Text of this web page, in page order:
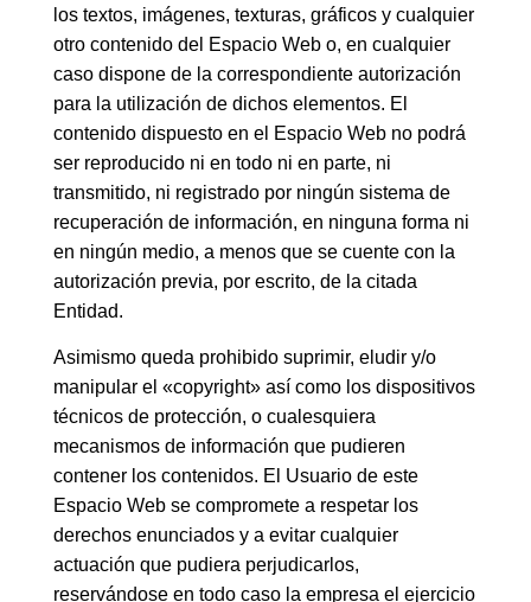
los textos, imágenes, texturas, gráficos y cualquier
otro contenido del Espacio Web o, en cualquier
caso dispone de la correspondiente autorización
para la utilización de dichos elementos. El
contenido dispuesto en el Espacio Web no podrá
ser reproducido ni en todo ni en parte, ni
transmitido, ni registrado por ningún sistema de
recuperación de información, en ninguna forma ni
en ningún medio, a menos que se cuente con la
autorización previa, por escrito, de la citada
Entidad.
Asimismo queda prohibido suprimir, eludir y/o
manipular el «copyright» así como los dispositivos
técnicos de protección, o cualesquiera
mecanismos de información que pudieren
contener los contenidos. El Usuario de este
Espacio Web se compromete a respetar los
derechos enunciados y a evitar cualquier
actuación que pudiera perjudicarlos,
reservándose en todo caso la empresa el ejercicio